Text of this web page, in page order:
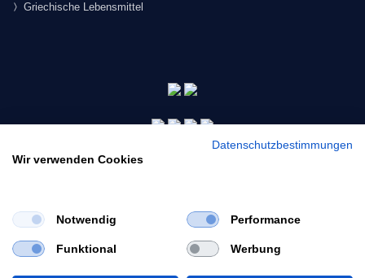
Would you like to view our site in English?
Griechische Lebensmittel
Datenschutzbestimmungen
Wir verwenden Cookies
Notwendig Performance
Funktional Werbung